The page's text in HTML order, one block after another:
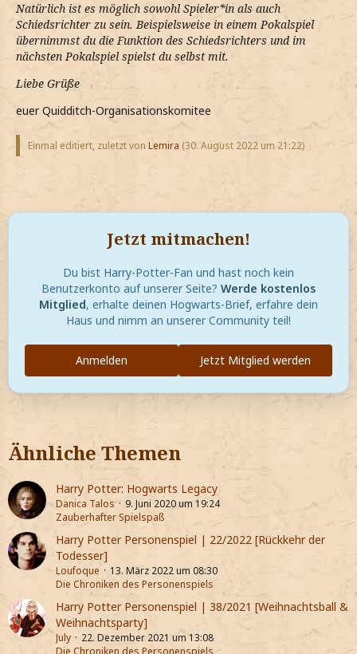
Natürlich ist es möglich sowohl Spieler*in als auch
Schiedsrichter zu sein. Beispielsweise in einem Pokalspiel
übernimmst du die Funktion des Schiedsrichters und im
nächsten Pokalspiel spielst du selbst mit.
Liebe Grüße
euer Quidditch-Organisationskomitee
Einmal editiert, zuletzt von Lemira (30. August 2022 um 21:22)
Jetzt mitmachen!
Du bist Harry-Potter-Fan und hast noch kein
Benutzerkonto auf unserer Seite? Werde kostenlos
Mitglied, erhalte deinen Hogwarts-Brief, erfahre dein
Haus und nimm an unserer Community teil!
Jetzt Mitglied werden
Anmelden
Ähnliche Themen
Harry Potter: Hogwarts Legacy
Danica Talos
9. Juni 2020 um 19:24
Zauberhafter Spielspaß
Harry Potter Personenspiel | 22/2022 [Rückkehr der
Todesser]
Loufoque
13. März 2022 um 08:30
Die Chroniken des Personenspiels
Harry Potter Personenspiel | 38/2021 [Weihnachtsball &
Weihnachtsparty]
July
22. Dezember 2021 um 13:08